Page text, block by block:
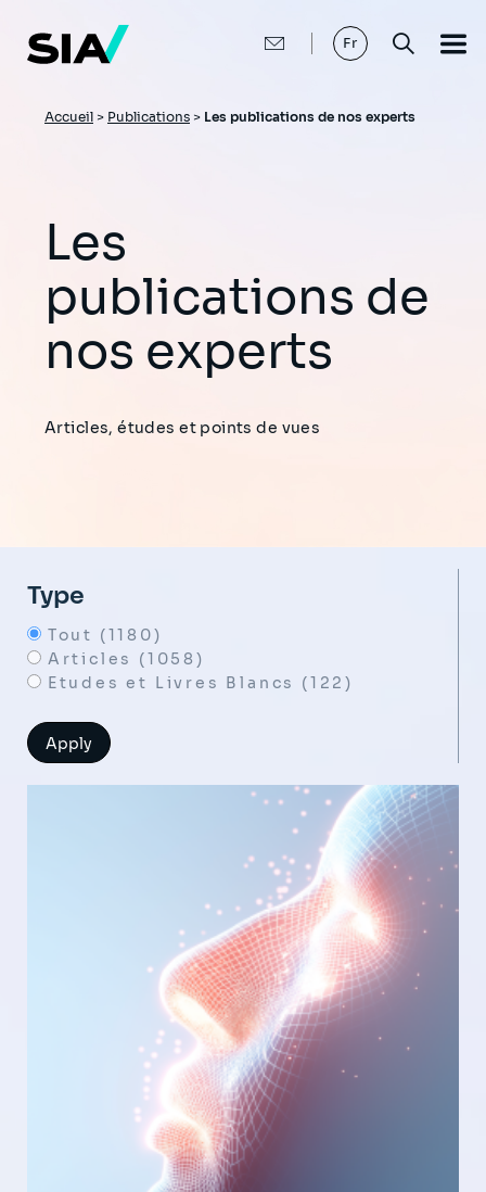
contenu
principal
Fr
Fil
Accueil > Publications > Les publications de nos experts
Les
publications de
nos experts
Articles, études et points de vues
Type
Tout (1180)
Articles (1058)
Etudes et Livres Blancs (122)